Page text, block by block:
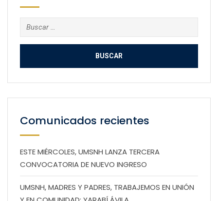
Buscar:
Comunicados recientes
ESTE MIÉRCOLES, UMSNH LANZA TERCERA
CONVOCATORIA DE NUEVO INGRESO
UMSNH, MADRES Y PADRES, TRABAJEMOS EN UNIÓN